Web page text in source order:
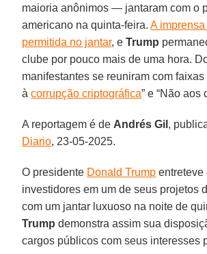
maioria anônimos — jantaram com o
americano na quinta-feira.A
permitida no jantar, eTrump
clube por pouco mais de uma hora.
manifestantes se reuniram com faixas
àcorrupção criptográfica” e “Não aos
A reportagem é de Andrés Gil ,
Diario, 23-05-2025.
O presidente Donald Trump entreteve
investidores em um de seus projetos
com um jantar luxuoso na noite de
Trump demonstra assim sua
cargos públicos com seus interesses